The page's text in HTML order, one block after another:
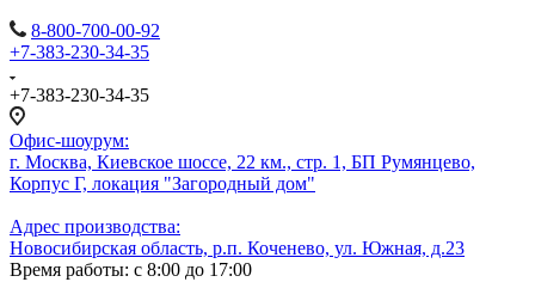
8-800-700-00-92
+7-383-230-34-35
+7-383-230-34-35
Офис-шоурум:
г. Москва, Киевское шоссе, 22 км., стр. 1, БП Румянцево,
Корпус Г, локация "Загородный дом"
Адрес производства:
Новосибирская область, р.п. Коченево, ул. Южная, д.23
Время работы: с 8:00 до 17:00